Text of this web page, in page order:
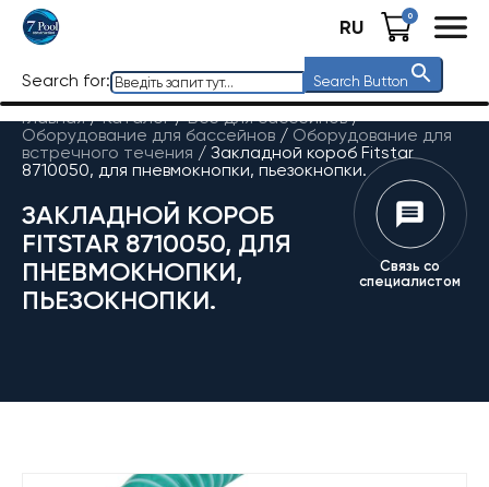
RU 0
Search for: Search Button
Главная / Каталог/Все для бассейнов/
Оборудование для бассейнов / Оборудование для
встречного течения / Закладной короб Fitstar
8710050, для пневмокнопки, пьезокнопки.
ЗАКЛАДНОЙ КОРОБ
FITSTAR 8710050, ДЛЯ
ПНЕВМОКНОПКИ,
ПЬЕЗОКНОПКИ.
Связь со
специалистом